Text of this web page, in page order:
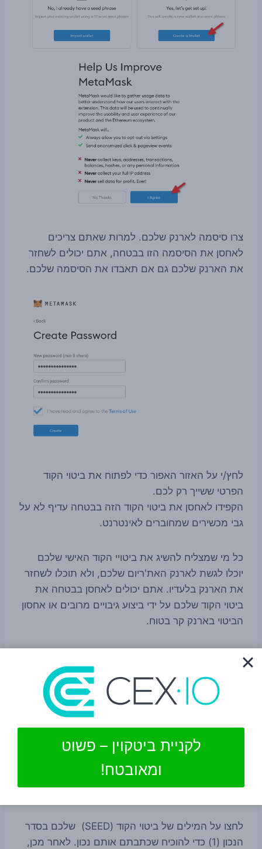
צרו סיסמה לארנק שלכם. למרות שאתם צריכים
לאחסן את הסיסמה הזו בבטחה, אתם יכולים לשחזר
את הארנק שלכם גם אם תאבדו את הסיסמה שלכם.
לחץ/י על האזור האפור כדי לפתוח את ביטוי הקוד
הפרטי ששייך רק לכם.
הקפידו לאחסן את ביטוי הקוד הזה בבטחה עדיף לא על
גבי מכשירים שמחוברים לאינטרנט.
כל מי שמצליח להשיג את ביטויי הקוד האישי שלכם
יוכלו לגשת לארנק האת'ריום שלכם, ולא תוכלו לשחזר
את הארנק בלעדיו. אתם יכולים לאחסן בבטחה את
ביטוי הקוד שלכם על ידי ביצוע גיבויים מרובים או אחסון
הביטוי בארנק קר בטוח.
לחצו על המילים של ביטוי הקוד (SEED) שלכם בסדר
הנכון (1) כדי להוכיח שכתבתם אותם נכון. לאחר מכן,
לקניית ביטקוין – פשוט
ומאובטח!